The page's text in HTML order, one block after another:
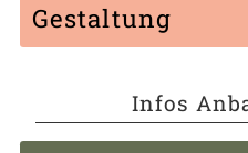
Gestaltung
Infos